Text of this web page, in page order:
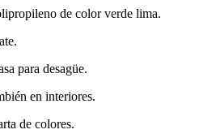
de color verde lima.
para desagüe.
en interiores.
de colores.